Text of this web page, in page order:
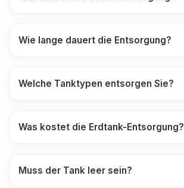
Wie lange dauert die Entsorgung?
Welche Tanktypen entsorgen Sie?
Was kostet die Erdtank-Entsorgung?
Muss der Tank leer sein?